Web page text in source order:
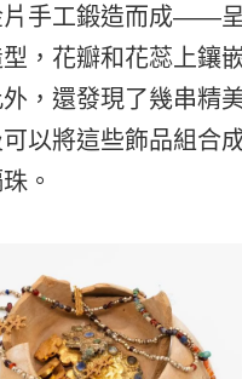
片手工鍛造而成——
，花瓣和花蕊上鑲
，還發現了幾串精
以將這些飾品組合
。